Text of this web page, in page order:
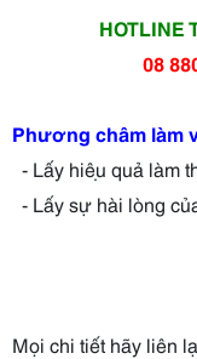
HOTLINE
08
Phương châm làm
- Lấy hiệu quả làm
- Lấy sự hài lòng
Mọi chi tiết hãy liên